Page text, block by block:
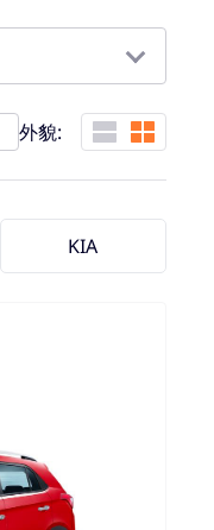
外貌:
KIA